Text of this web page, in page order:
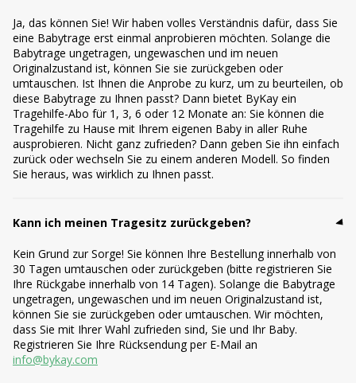
Ja, das können Sie! Wir haben volles Verständnis dafür, dass Sie
eine Babytrage erst einmal anprobieren möchten. Solange die
Babytrage ungetragen, ungewaschen und im neuen
Originalzustand ist, können Sie sie zurückgeben oder
umtauschen. Ist Ihnen die Anprobe zu kurz, um zu beurteilen, ob
diese Babytrage zu Ihnen passt? Dann bietet ByKay ein
Tragehilfe-Abo für 1, 3, 6 oder 12 Monate an: Sie können die
Tragehilfe zu Hause mit Ihrem eigenen Baby in aller Ruhe
ausprobieren. Nicht ganz zufrieden? Dann geben Sie ihn einfach
zurück oder wechseln Sie zu einem anderen Modell. So finden
Sie heraus, was wirklich zu Ihnen passt.
Kann ich meinen Tragesitz zurückgeben?
Kein Grund zur Sorge! Sie können Ihre Bestellung innerhalb von
30 Tagen umtauschen oder zurückgeben (bitte registrieren Sie
Ihre Rückgabe innerhalb von 14 Tagen). Solange die Babytrage
ungetragen, ungewaschen und im neuen Originalzustand ist,
können Sie sie zurückgeben oder umtauschen. Wir möchten,
dass Sie mit Ihrer Wahl zufrieden sind, Sie und Ihr Baby.
Registrieren Sie Ihre Rücksendung per E-Mail an
info@bykay.com